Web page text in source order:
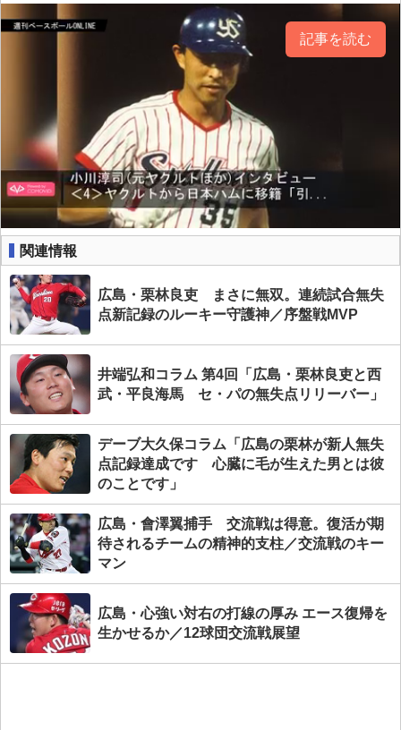
記事を読む
関連情報
広島・栗林良吏 まさに無双。連続試合無失
点新記録のルーキー守護神／序盤戦MVP
井端弘和コラム 第4回「広島・栗林良吏と西
武・平良海馬 セ・パの無失点リリーバー」
デーブ大久保コラム「広島の栗林が新人無失
点記録達成です 心臓に毛が生えた男とは彼
のことです」
広島・會澤翼捕手 交流戦は得意。復活が期
待されるチームの精神的支柱／交流戦のキー
マン
広島・心強い対右の打線の厚み エース復帰を
生かせるか／12球団交流戦展望